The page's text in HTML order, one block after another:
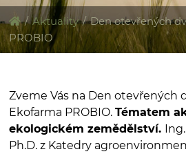
/ Aktuality / Den otevřených
PROBIO
Zveme Vás na Den otevřených
Ekofarma PROBIO.Tématem
ekologickém zemědělství.
Ph.D. z Katedry